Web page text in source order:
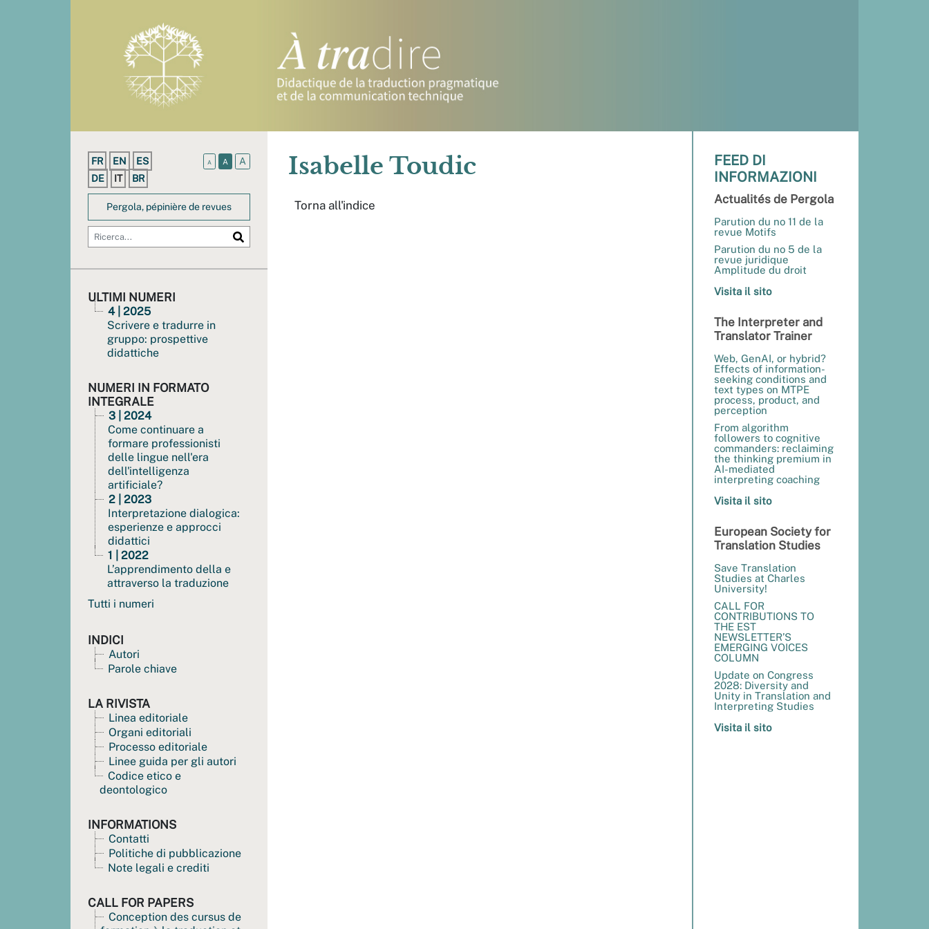
FR EN
ES
DE
IT BR
A A A
Pergola, pépinière de revues
ULTIMI NUMERI
4 | 2025
Scrivere e tradurre in
gruppo: prospettive
didattiche
NUMERI IN FORMATO
INTEGRALE
3 | 2024
Come continuare a
formare professionisti
delle lingue nell'era
dell'intelligenza
artificiale?
2 | 2023
Interpretazione dialogica:
esperienze e approcci
didattici
1 | 2022
L’apprendimento della e
attraverso la traduzione
Tutti i numeri
INDICI
Autori
Parole chiave
LA RIVISTA
Linea editoriale
Organi editoriali
Processo editoriale
Linee guida per gli autori
Codice etico e
deontologico
INFORMATIONS
Contatti
Politiche di pubblicazione
Note legali e crediti
CALL FOR PAPERS
Conception des cursus de
Isabelle Toudic
Torna all'indice
FEED DI
INFORMAZIONI
Actualités de Pergola
Parution du no 11 de la
revue Motifs
Parution du no 5 de la
revue juridique
Amplitude du droit
Visita il sito
The Interpreter and
Translator Trainer
Web, GenAI, or hybrid?
Effects of information-
seeking conditions and
text types on MTPE
process, product, and
perception
From algorithm
followers to cognitive
commanders: reclaiming
the thinking premium in
AI-mediated
interpreting coaching
Visita il sito
European Society for
Translation Studies
Save Translation
Studies at Charles
University!
CALL FOR
CONTRIBUTIONS TO
THE EST
NEWSLETTER’S
EMERGING VOICES
COLUMN
Update on Congress
2028: Diversity and
Unity in Translation and
Interpreting Studies
Visita il sito